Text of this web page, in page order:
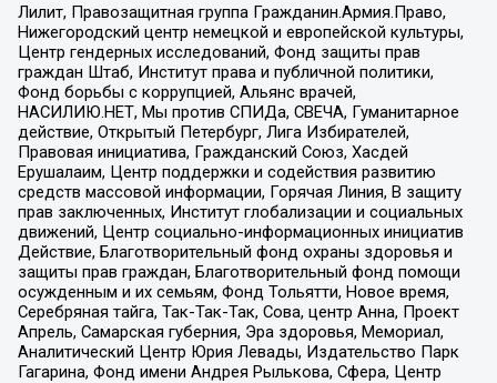
Лилит, Правозащитная группа Гражданин.Армия.Право,
Нижегородский центр немецкой и европейской культуры,
Центр гендерных исследований, Фонд защиты прав
граждан Штаб, Институт права и публичной политики,
Фонд борьбы с коррупцией, Альянс врачей,
НАСИЛИЮ.НЕТ, Мы против СПИДа, СВЕЧА, Гуманитарное
действие, Открытый Петербург, Лига Избирателей,
Правовая инициатива, Гражданский Союз, Хасдей
Ерушалаим, Центр поддержки и содействия развитию
средств массовой информации, Горячая Линия, В защиту
прав заключенных, Институт глобализации и социальных
движений, Центр социально-информационных инициатив
Действие, Благотворительный фонд охраны здоровья и
защиты прав граждан, Благотворительный фонд помощи
осужденным и их семьям, Фонд Тольятти, Новое время,
Серебряная тайга, Так-Так-Так, Сова, центр Анна, Проект
Апрель, Самарская губерния, Эра здоровья, Мемориал,
Аналитический Центр Юрия Левады, Издательство Парк
Гагарина, Фонд имени Андрея Рылькова, Сфера, Центр